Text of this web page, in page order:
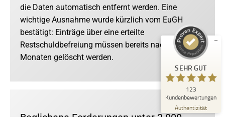
die Daten automatisch entfernt werden. Eine
wichtige Ausnahme wurde kürzlich vom EuGH
bestätigt: Einträge über eine erteilte
Restschuldbefreiung müssen bereits nach sechs
Monaten gelöscht werden.
SEHR GUT
123
Kundenbewertungen
Authentizität
Kundenbewertungen und Erfahrungen zu
Kanzlei Dr. Araujo Kurth
SEHR GUT 123
Bewertungen von
anderen Quellen
Blick aufs ProvenExpert-Profil werfen
18.06.2026